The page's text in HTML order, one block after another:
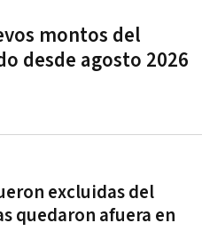
montos del
desde agosto 2026
excluidas del
quedaron afuera en